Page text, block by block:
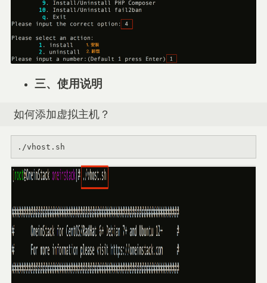
三、使用说明
如何添加虚拟主机？
./vhost.sh